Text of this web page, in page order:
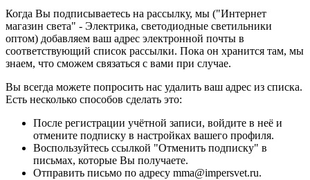
Когда Вы подписываетесь на рассылку, мы ("Интернет
магазин света" - Электрика, светодиодные светильники
оптом) добавляем ваш адрес электронной почты в
соответствующий список рассылки. Пока он хранится там, мы
знаем, что сможем связаться с вами при случае.
Вы всегда можете попросить нас удалить ваш адрес из списка.
Есть несколько способов сделать это:
После регистрации учётной записи, войдите в неё и
отмените подписку в настройках вашего профиля.
Воспользуйтесь ссылкой "Отменить подписку" в
письмах, которые Вы получаете.
Отправить письмо по адресу mma@impersvet.ru.